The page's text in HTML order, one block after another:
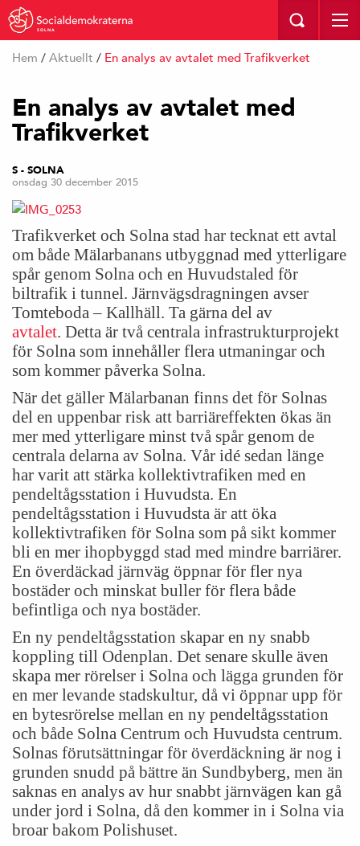
SOLNA
Hem / Aktuellt / En analys av avtalet med Trafikverket
En analys av avtalet med
Trafikverket
S - SOLNA
onsdag 30 december 2015
Trafikverket och Solna stad har tecknat ett avtal
om både Mälarbanans utbyggnad med ytterligare
spår genom Solna och en Huvudstaled för
biltrafik i tunnel. Järnvägsdragningen avser
Tomteboda – Kallhäll. Ta gärna del av
avtalet. Detta är två centrala infrastrukturprojekt
för Solna som innehåller flera utmaningar och
som kommer påverka Solna.
När det gäller Mälarbanan finns det för Solnas
del en uppenbar risk att barriäreffekten ökas än
mer med ytterligare minst två spår genom de
centrala delarna av Solna. Vår idé sedan länge
har varit att stärka kollektivtrafiken med en
pendeltågsstation i Huvudsta. En
pendeltågsstation i Huvudsta är att öka
kollektivtrafiken för Solna som på sikt kommer
bli en mer ihopbyggd stad med mindre barriärer.
En överdäckad järnväg öppnar för fler nya
bostäder och minskat buller för flera både
befintliga och nya bostäder.
En ny pendeltågsstation skapar en ny snabb
koppling till Odenplan. Det senare skulle även
skapa mer rörelser i Solna och lägga grunden för
en mer levande stadskultur, då vi öppnar upp för
en bytesrörelse mellan en ny pendeltågsstation
och både Solna Centrum och Huvudsta centrum.
Solnas förutsättningar för överdäckning är nog i
grunden snudd på bättre än Sundbyberg, men än
saknas en analys av hur snabbt järnvägen kan gå
under jord i Solna, då den kommer in i Solna via
broar bakom Polishuset.